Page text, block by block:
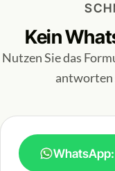
Kein
Nutzen Sie das
antworten